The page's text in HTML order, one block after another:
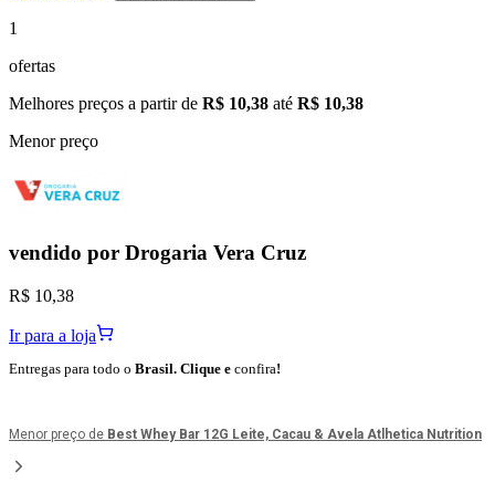
1
ofertas
Melhores preços a partir de R$ 10,38 até R$ 10,38
Menor preço
vendido por Drogaria Vera Cruz
R$ 10,38
Ir para a loja
Entregas para todo o Brasil. Clique e confira!
Menor preço de Best Whey Bar 12G Leite, Cacau & Avela Atlhetica Nutrition